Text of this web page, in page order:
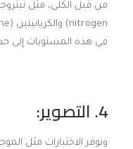
في هذه المستويات إلى
4. التصوير:
وتوفر الاختبارات مثل